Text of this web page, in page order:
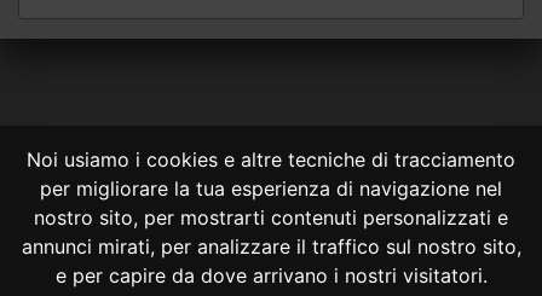
Noi usiamo i cookies e altre tecniche di tracciamento
per migliorare la tua esperienza di navigazione nel
nostro sito, per mostrarti contenuti personalizzati e
annunci mirati, per analizzare il traffico sul nostro sito,
e per capire da dove arrivano i nostri visitatori.
CONSULTA ONLINE DAL 1995 -NOTE LEGALI
Consulta OnLine non ha prodotto e non è responsabile per i contenuti e
le informazioni legali di siti collegati.